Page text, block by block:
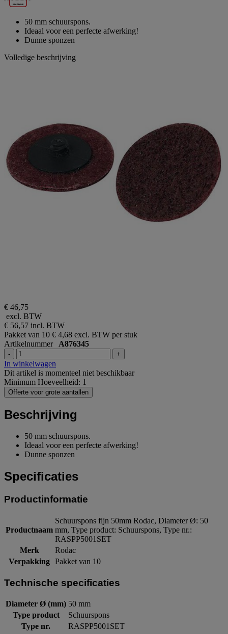
50 mm schuurspons.
Ideaal voor een perfecte afwerking!
Dunne sponzen
Volledige beschrijving
€ 46,75
excl. BTW
€ 56,57 incl. BTW
Pakket van 10 € 4,68 excl. BTW per stuk
Artikelnummer A876345
- +
In winkelwagen
Dit artikel is momenteel niet beschikbaar
Minimum Hoeveelheid: 1
Offerte voor grote aantallen
Beschrijving
50 mm schuurspons.
Ideaal voor een perfecte afwerking!
Dunne sponzen
Specificaties
Productinformatie
Productnaam
Schuurspons fijn 50mm Rodac, Diameter Ø: 50
mm, Type product: Schuurspons, Type nr.:
RASPP5001SET
Merk
Rodac
Verpakking Pakket van 10
Technische specificaties
Diameter Ø (mm) 50 mm
Type product
Schuurspons
Type nr.
RASPP5001SET